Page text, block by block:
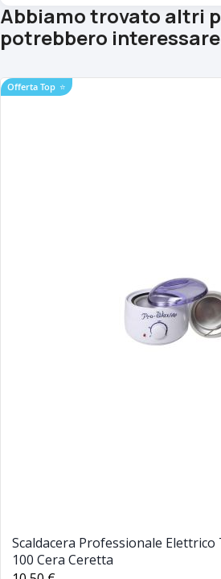
Abbiamo trovato altri
potrebbero
Offerta Top ⭐
Scaldacera Professionale
100 Cera Ceretta